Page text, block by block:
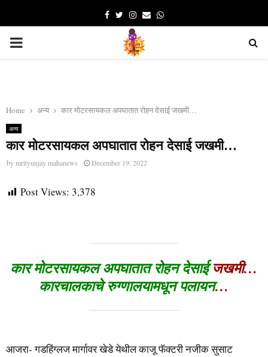
Facebook
TwitterInstagram
EmailWhatsapp
PRIMARY
Home अन्य कार मोटरसायकल अपघातात रोहन देसाई जखमी…
अन्य
कार मोटरसायकल अपघातात रोहन देसाई जखमी…
by mrityunjay mahanews December 19, 2022
Post Views: 3,378
कार मोटरसायकल अपघातात रोहन देसाईजखमी…
कारचालकाचे रुग्णालयामधून पलायन…
आजरा- गडहिंग्लज मार्गावर खेडे येथील काजू फॅक्टरी नजीक सुसाट